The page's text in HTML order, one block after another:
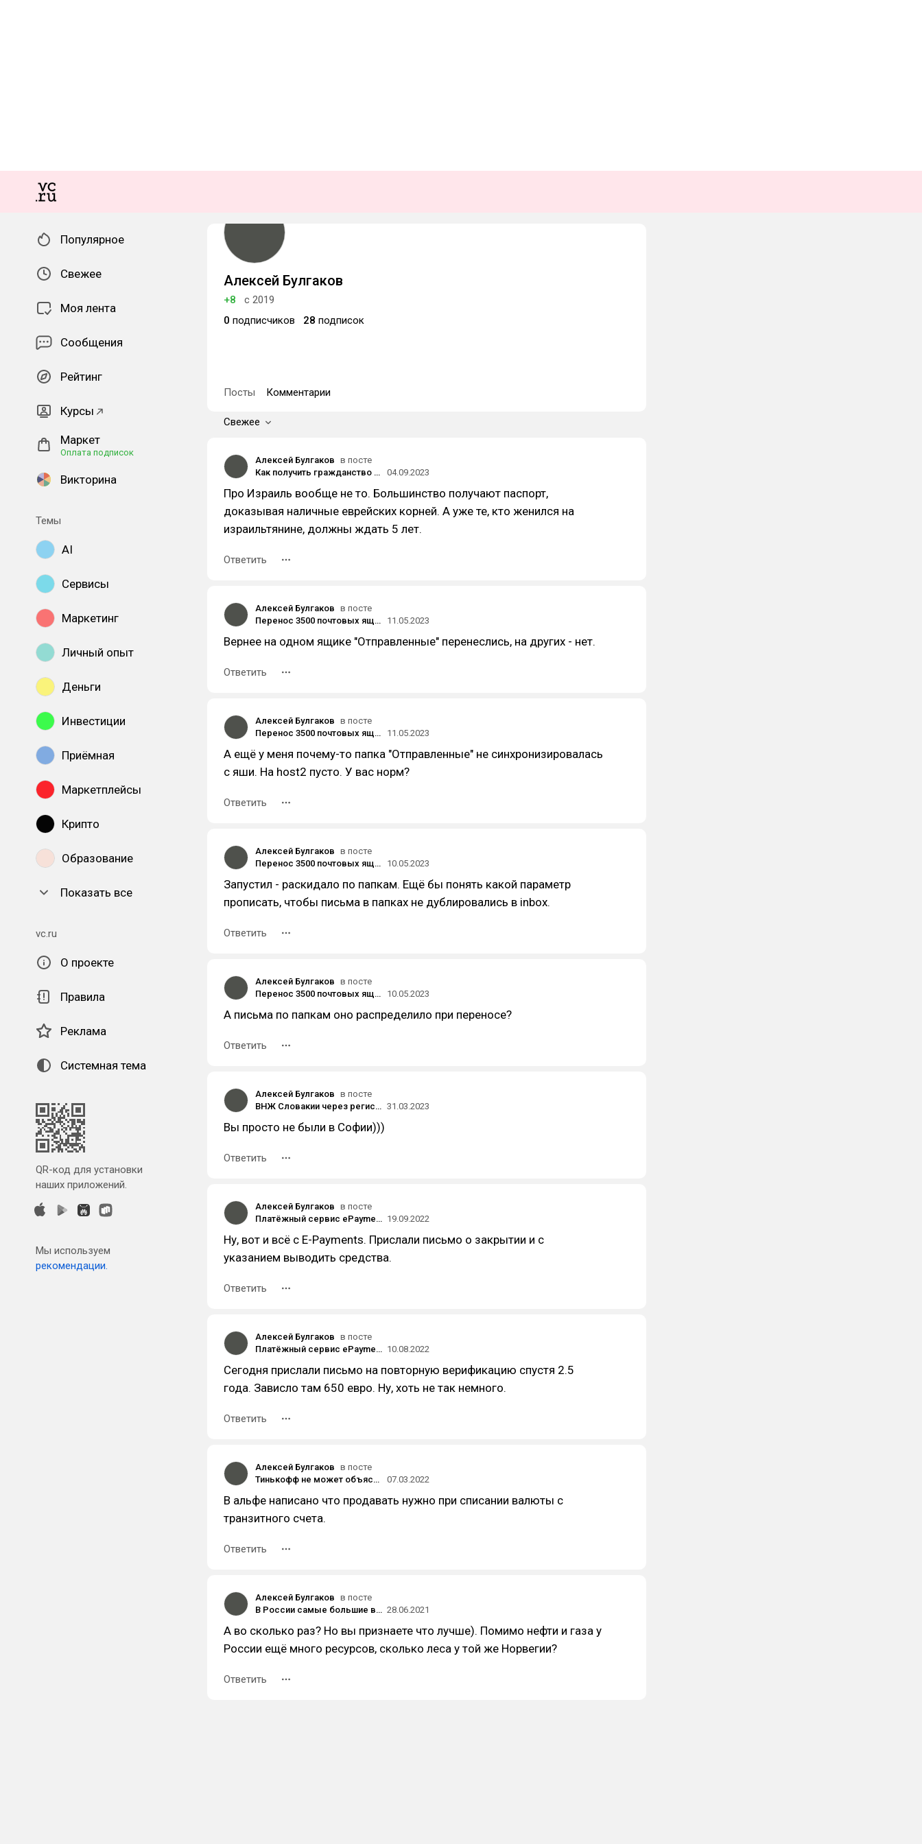
Популярное
Свежее
Моя лента
Сообщения
Рейтинг
Курсы
Маркет
Оплата подписок
Викторина
Темы
AI
Сервисы
Маркетинг
Личный опыт
Деньги
Инвестиции
Приёмная
Маркетплейсы
Крипто
Образование
Показать все
vc.ru
О проекте
Правила
Реклама
Системная тема
QR-код для установки
наших приложений.
Мы используем
рекомендации.
Алексей Булгаков
+8
с 2019
0 подписчиков 28 подписок
Посты Комментарии
Свежее
Алексей Булгаков в посте
Как получить гражданство другой страны и не потратить на это 10 лет?
04.09.2023
Про Израиль вообще не то. Большинство получают паспорт,
доказывая наличные еврейских корней. А уже те, кто женился на
израильтянине, должны ждать 5 лет.
Ответить
Алексей Булгаков в посте
Перенос 3500 почтовых ящиков с Яндекс на свой сервер
11.05.2023
Вернее на одном ящике "Отправленные" перенеслись, на других - нет.
Ответить
Алексей Булгаков в посте
Перенос 3500 почтовых ящиков с Яндекс на свой сервер
11.05.2023
А ещё у меня почему-то папка "Отправленные" не синхронизировалась
с яши. На host2 пусто. У вас норм?
Ответить
Алексей Булгаков в посте
Перенос 3500 почтовых ящиков с Яндекс на свой сервер
10.05.2023
Запустил - раскидало по папкам. Ещё бы понять какой параметр
прописать, чтобы письма в папках не дублировались в inbox.
Ответить
Алексей Булгаков в посте
Перенос 3500 почтовых ящиков с Яндекс на свой сервер
10.05.2023
А письма по папкам оно распределило при переносе?
Ответить
Алексей Булгаков в посте
ВНЖ Словакии через регистрацию ИП 31.03.2023
Вы просто не были в Софии)))
Ответить
Алексей Булгаков в посте
Платёжный сервис ePayments возобновил работу после почти двух лет заморозки аккаунтов 19.09.2022
Ну, вот и всё с E-Payments. Прислали письмо о закрытии и с
указанием выводить средства.
Ответить
Алексей Булгаков в посте
Платёжный сервис ePayments возобновил работу после почти двух лет заморозки аккаунтов 10.08.2022
Сегодня прислали письмо на повторную верификацию спустя 2.5
года. Зависло там 650 евро. Ну, хоть не так немного.
Ответить
Алексей Булгаков в посте
Тинькофф не может объяснить про конвертацию 80% валютной выручки. Прошу дать развернутый ответ
07.03.2022
В альфе написано что продавать нужно при списании валюты с
транзитного счета.
Ответить
Алексей Булгаков в посте
В России самые большие в мире налоги? 28.06.2021
А во сколько раз? Но вы признаете что лучше). Помимо нефти и газа у
России ещё много ресурсов, сколько леса у той же Норвегии?
Ответить